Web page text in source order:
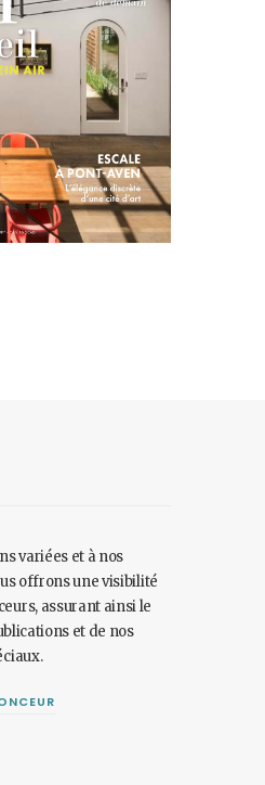
variées et à nos
offrons une visibilité
assurant ainsi le
et de nos